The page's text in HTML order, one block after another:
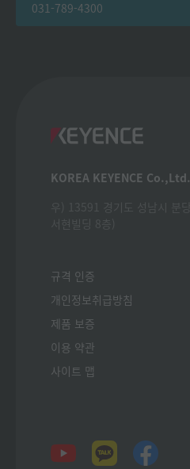
031-789-4300
KOREA KEYENCE Co.,Ltd.
규격 인증
개인정보취급방침
제품 보증
이용 약관
사이트 맵